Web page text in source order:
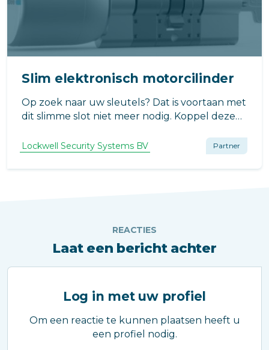
Slim elektronisch motorcilinder
Op zoek naar uw sleutels? Dat is voortaan met
dit slimme slot niet meer nodig. Koppel deze
en ontgrendel uw voordeur met een
eenvoudig ‘tikje’ op uw smartphone of Apple
Watch.
Lockwell Security Systems BV Partner
REACTIES
Laat een bericht achter
Log in met uw profiel
Om een reactie te kunnen plaatsen heeft u
een profiel nodig.